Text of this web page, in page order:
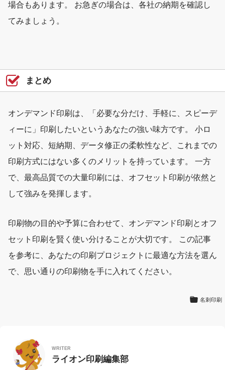
場合もあります。 お急ぎの場合は、各社の納期を確認し
てみましょう。
まとめ
オンデマンド印刷は、「必要な分だけ、手軽に、スピーデ
ィーに」印刷したいというあなたの強い味方です。 小ロ
ット対応、短納期、データ修正の柔軟性など、これまでの
印刷方式にはない多くのメリットを持っています。 一方
で、最高品質での大量印刷には、オフセット印刷が依然と
して強みを発揮します。
印刷物の目的や予算に合わせて、オンデマンド印刷とオフ
セット印刷を賢く使い分けることが大切です。 この記事
を参考に、あなたの印刷プロジェクトに最適な方法を選ん
で、思い通りの印刷物を手に入れてください。
名刺印刷
WRITER
ライオン印刷編集部